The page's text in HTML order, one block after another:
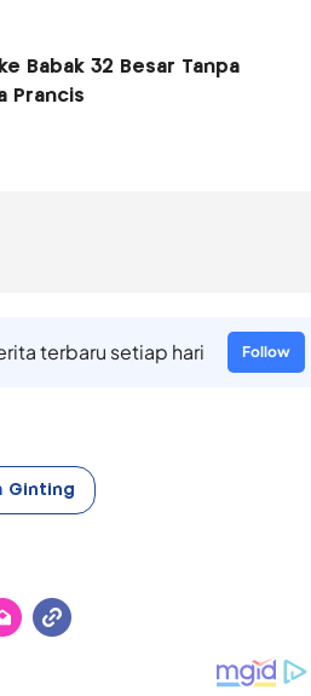
Babak 32 Besar Tanpa
Prancis
terbaru setiap hari Follow
Ginting